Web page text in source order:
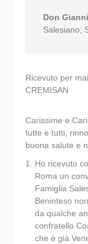
Don Gianni
Salesiano
Ricevuto per
CREMISAN
Carissime e
tutte e tutti,
buona salute e
Ho ricevuto
Roma un
Famiglia
Beninteso
da qualche
confratello
che è già